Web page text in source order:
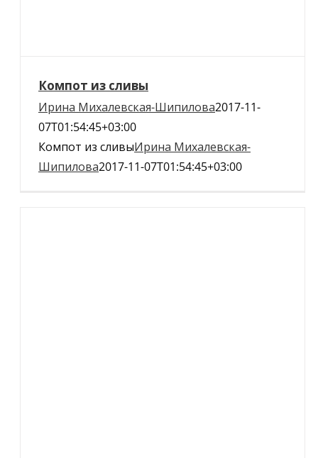
Компот из сливы
Ирина Михалевская-Шипилова2017-11-
07T01:54:45+03:00
Компот из сливыИрина Михалевская-
Шипилова2017-11-07T01:54:45+03:00